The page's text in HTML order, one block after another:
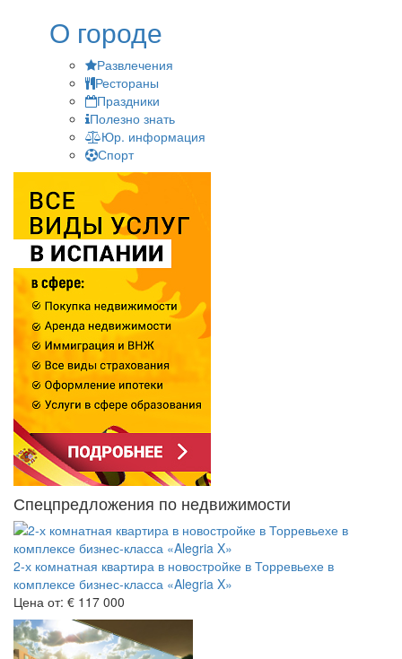
О городе
Развлечения
Рестораны
Праздники
Полезно знать
Юр. информация
Спорт
Спецпредложения по недвижимости
2-х комнатная квартира в новостройке в Торревьехе в
комплексе бизнес-класса «Alegria X»
Цена от: € 117 000